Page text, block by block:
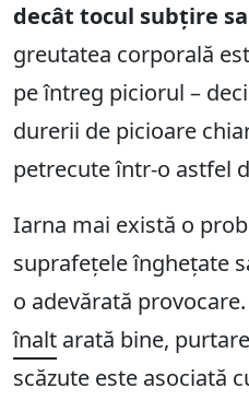
decât tocul subțire
greutatea corporală
pe întreg piciorul –
durerii de picioare
petrecute într-o astfel
Iarna mai există o
suprafețele înghețate
o adevărată
înalt arată bine,
scăzute este asociată